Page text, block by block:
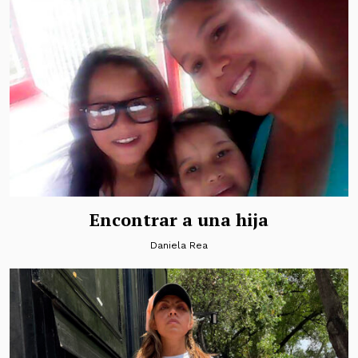
Encontrar a una hija
Daniela Rea